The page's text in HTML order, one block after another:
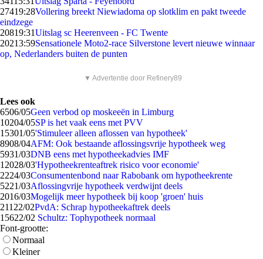
27419:28Vollering breekt Niewiadoma op slotklim en pakt tweede
eindzege
20819:31Uitslag sc Heerenveen - FC Twente
20213:59Sensationele Moto2-race Silverstone levert nieuwe winnaar
op, Nederlanders buiten de punten
▼ Advertentie door Refinery89
Lees ook
6506/05Geen verbod op moskeeën in Limburg
10204/05SP is het vaak eens met PVV
15301/05'Stimuleer alleen aflossen van hypotheek'
8908/04AFM: Ook bestaande aflossingsvrije hypotheek weg
5931/03DNB eens met hypotheekadvies IMF
12028/03'Hypotheekrenteaftrek risico voor economie'
2224/03Consumentenbond naar Rabobank om hypotheekrente
5221/03Aflossingvrije hypotheek verdwijnt deels
2016/03Mogelijk meer hypotheek bij koop 'groen' huis
211 22/02PvdA: Schrap hypotheekaftrek deels
15622/02 Schultz: Tophypotheek normaal
Font-grootte:
Normaal
Kleiner